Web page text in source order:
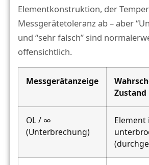
Elementkonstruktion, der
Messgerätetoleranz ab – aber
und “sehr falsch” sind
offensichtlich.
Messgerätanzeige
Zustand
OL / ∞
(Unterbrechung)
Element